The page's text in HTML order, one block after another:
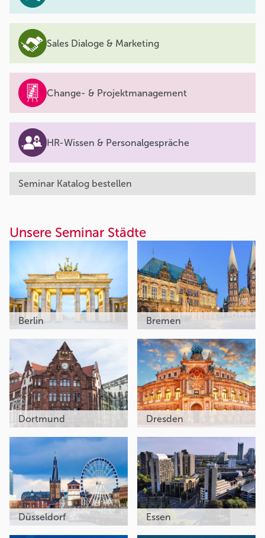
Sales Dialoge & Marketing
Change- & Projektmanagement
HR-Wissen & Personalgespräche
Seminar Katalog bestellen
Unsere Seminar Städte
Berlin Bremen
Dortmund Dresden
Düsseldorf Essen